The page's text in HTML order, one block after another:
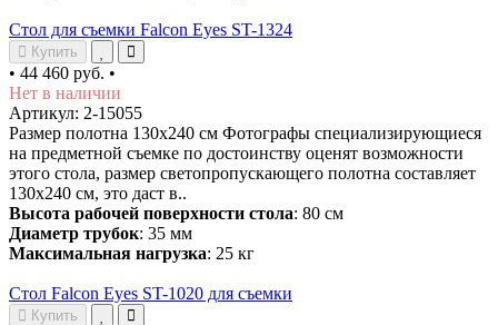
Стол для съемки Falcon Eyes ST-1324
Купить
• 44 460 руб. •
Нет в наличии
Артикул: 2-15055
Размер полотна 130х240 см Фотографы специализирующиеся
на предметной съемке по достоинству оценят возможности
этого стола, размер светопропускающего полотна составляет
130х240 см, это даст в..
Высота рабочей поверхности стола: 80 см
Диаметр трубок: 35 мм
Максимальная нагрузка: 25 кг
Стол Falcon Eyes ST-1020 для съемки
Купить